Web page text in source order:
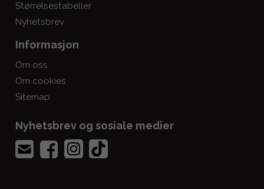
Størrelsestabeller
Nyhetsbrev
Informasjon
Om oss
Om cookies
Sitemap
Nyhetsbrev og sosiale medier